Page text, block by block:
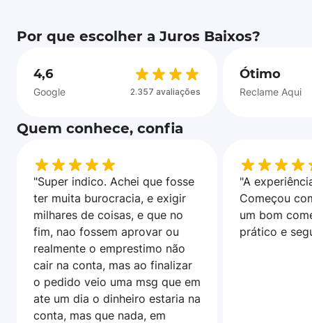
Por que escolher a Juros Baixos?
4,6
Google 2.357 avaliações
Ótimo
Reclame Aqui
Quem conhece, confia
"Super indico. Achei que fosse
ter muita burocracia, e exigir
milhares de coisas, e que no
fim, nao fossem aprovar ou
realmente o emprestimo não
cair na conta, mas ao finalizar
o pedido veio uma msg que em
ate um dia o dinheiro estaria na
conta, mas que nada, em
"A
Começou
um bom
prático e